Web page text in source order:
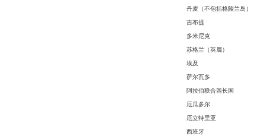
丹麦（不包括格陵兰岛）
吉布提
多米尼克
苏格兰（英属）
埃及
萨尔瓦多
阿拉伯联合酋长国
厄瓜多尔
厄立特里亚
西班牙